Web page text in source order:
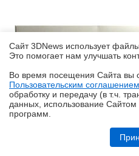
Обзор робота-газонокосилки
на дачу приезжаешь только
Сайт 3DNews использует
Это помогает нам улучшать
Во время посещения Cайта вы
Пользовательским соглашением
обработку и передачу (в т.ч.
данных, использование
программ.